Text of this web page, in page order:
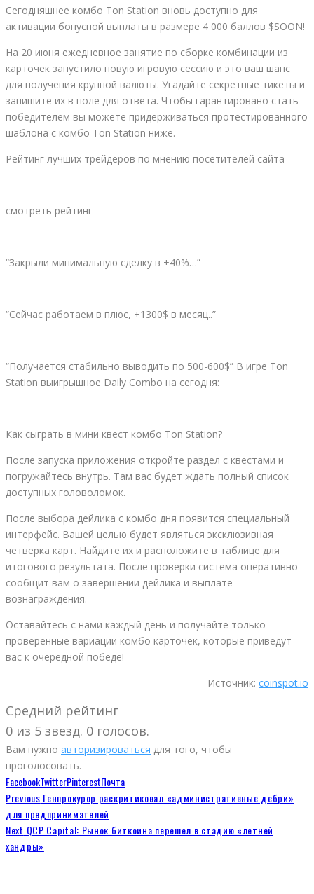
Сегодняшнее комбо Ton Station вновь доступно для
активации бонусной выплаты в размере 4 000 баллов $SOON!
На 20 июня ежедневное занятие по сборке комбинации из
карточек запустило новую игровую сессию и это ваш шанс
для получения крупной валюты. Угадайте секретные тикеты и
запишите их в поле для ответа. Чтобы гарантировано стать
победителем вы можете придерживаться протестированного
шаблона с комбо Ton Station ниже.
Рейтинг лучших трейдеров по мнению посетителей сайта
смотреть рейтинг
“Закрыли минимальную сделку в +40%…”
“Сейчас работаем в плюс, +1300$ в месяц..”
“Получается стабильно выводить по 500-600$” В игре Ton
Station выигрышное Daily Combo на сегодня:
Как сыграть в мини квест комбо Ton Station?
После запуска приложения откройте раздел с квестами и
погружайтесь внутрь. Там вас будет ждать полный список
доступных головоломок.
После выбора дейлика с комбо дня появится специальный
интерфейс. Вашей целью будет являться эксклюзивная
четверка карт. Найдите их и расположите в таблице для
итогового результата. После проверки система оперативно
сообщит вам о завершении дейлика и выплате
вознаграждения.
Оставайтесь с нами каждый день и получайте только
проверенные вариации комбо карточек, которые приведут
вас к очередной победе!
Источник: coinspot.io
Средний рейтинг
0 из 5 звезд. 0 голосов.
Вам нужно авторизироваться для того, чтобы
проголосовать.
FacebookTwitterPinterestПочта
Previous Генпрокурор раскритиковал «административные дебри»
для предпринимателей
Next QCP Capital: Рынок биткоина перешел в стадию «летней
хандры»